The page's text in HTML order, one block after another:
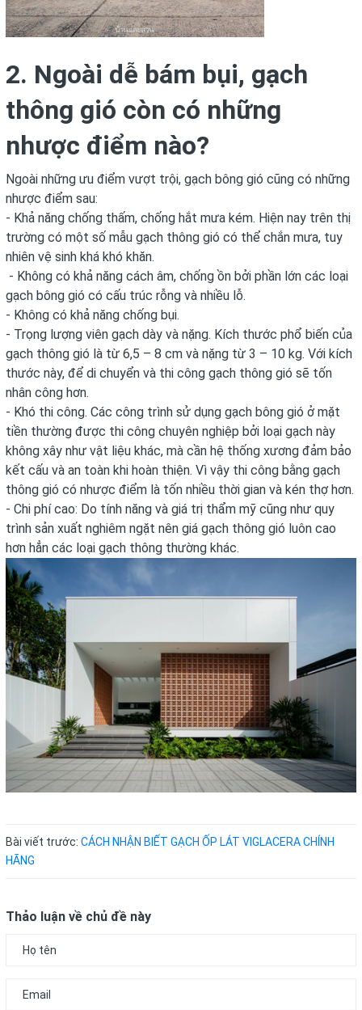
2. Ngoài dễ bám bụi, gạch
thông gió còn có những
nhược điểm nào?
Ngoài những ưu điểm vượt trội, gạch bông gió cũng có những
nhược điểm sau:
- Khả năng chống thấm, chống hắt mưa kém. Hiện nay trên thị
trường có một số mẫu gạch thông gió có thể chắn mưa, tuy
nhiên vệ sinh khá khó khăn.
- Không có khả năng cách âm, chống ồn bởi phần lớn các loại
gạch bông gió có cấu trúc rỗng và nhiều lỗ.
- Không có khả năng chống bụi.
- Trọng lượng viên gạch dày và nặng. Kích thước phổ biến của
gạch thông gió là từ 6,5 – 8 cm và nặng từ 3 – 10 kg. Với kích
thước này, để di chuyển và thi công gạch thông gió sẽ tốn
nhân công hơn.
- Khó thi công. Các công trình sử dụng gạch bông gió ở mặt
tiền thường được thi công chuyên nghiệp bởi loại gạch này
không xây như vật liệu khác, mà cần hệ thống xương đảm bảo
kết cấu và an toàn khi hoàn thiện. Vì vậy thi công bằng gạch
thông gió có nhược điểm là tốn nhiều thời gian và kén thợ hơn.
- Chi phí cao: Do tính năng và giá trị thẩm mỹ cũng như quy
trình sản xuất nghiêm ngặt nên giá gạch thông gió luôn cao
hơn hẳn các loại gạch thông thường khác.
Bài viết trước: CÁCH NHẬN BIẾT GẠCH ỐP LÁT VIGLACERA CHÍNH
HÃNG
Thảo luận về chủ đề này